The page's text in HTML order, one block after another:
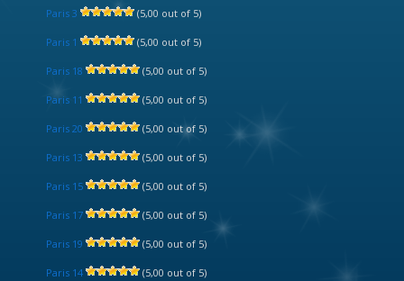
Paris 3 (5,00 out of 5)
Paris 1 (5,00 out of 5)
Paris 18 (5,00 out of 5)
Paris 11 (5,00 out of 5)
Paris 20 (5,00 out of 5)
Paris 13 (5,00 out of 5)
Paris 15 (5,00 out of 5)
Paris 17 (5,00 out of 5)
Paris 19 (5,00 out of 5)
Paris 14 (5,00 out of 5)